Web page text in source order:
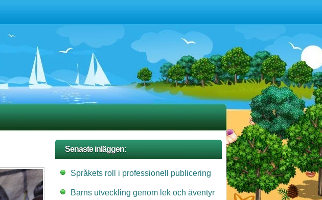
Senaste inläggen:
Språkets roll i professionell publicering
Barns utveckling genom lek och äventyr